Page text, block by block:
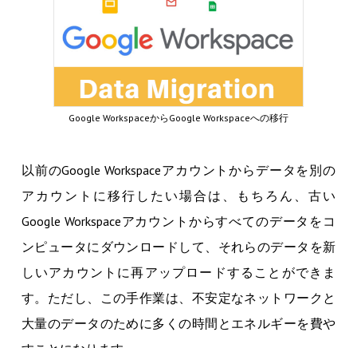
Google WorkspaceからGoogle Workspaceへの移行
以前のGoogle Workspaceアカウントからデータを別の
アカウントに移行したい場合は、もちろん、古い
Google Workspaceアカウントからすべてのデータをコ
ンピュータにダウンロードして、それらのデータを新
しいアカウントに再アップロードすることができま
す。ただし、この手作業は、不安定なネットワークと
大量のデータのために多くの時間とエネルギーを費や